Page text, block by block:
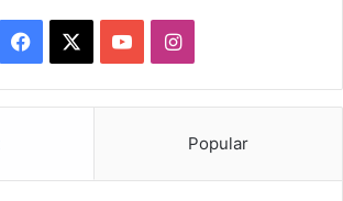
Facebook YouTubeInstagram
Popular